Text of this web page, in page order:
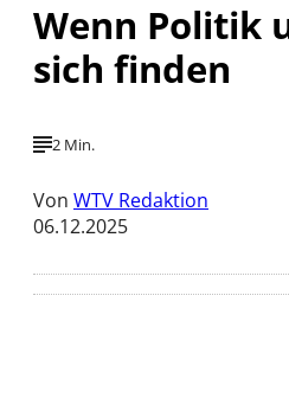
Wenn Politik
sich finden
2 Min.
Von WTV Redaktion
06.12.2025